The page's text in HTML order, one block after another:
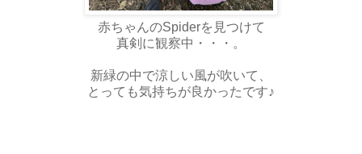
赤ちゃんのSpiderを見つけて
真剣に観察中・・・。
新緑の中で涼しい風が吹いて、
とっても気持ちが良かったです♪